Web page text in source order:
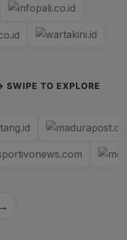
SWIPE TO EXPLORE
→